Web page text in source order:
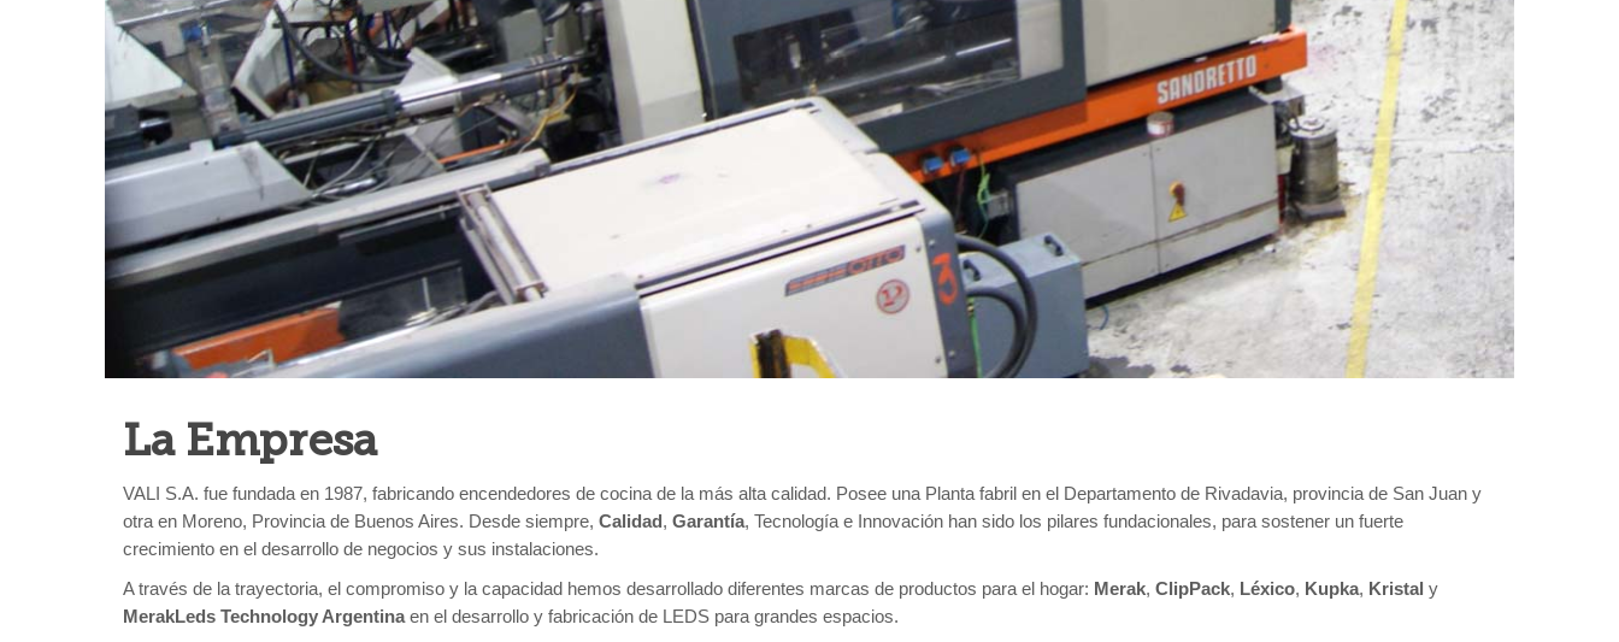
La Empresa
VALI S.A. fue fundada en 1987, fabricando encendedores de cocina de la más alta calidad. Posee una Planta fabril en el Departamento de Rivadavia, provincia de San Juan y
otra en Moreno, Provincia de Buenos Aires. Desde siempre, Calidad, Garantía, Tecnología e Innovación han sido los pilares fundacionales, para sostener un fuerte
crecimiento en el desarrollo de negocios y sus instalaciones.
A través de la trayectoria, el compromiso y la capacidad hemos desarrollado diferentes marcas de productos para el hogar: Merak, ClipPack, Léxico, Kupka, Kristal y
MerakLeds Technology Argentinaen el desarrollo y fabricación de LEDS para grandes espacios.